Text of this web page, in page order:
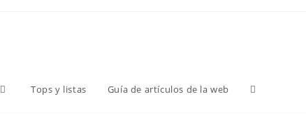
Tops y listas Guía de artículos de la web